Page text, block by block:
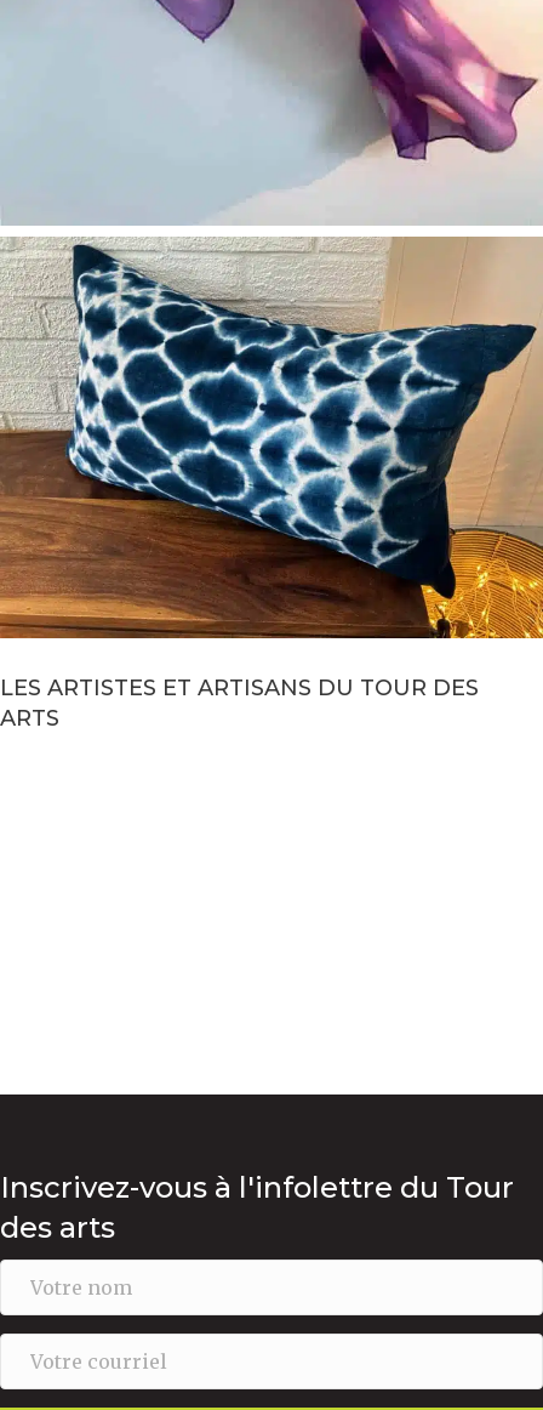
LES ARTISTES ET ARTISANS DU TOUR DES
ARTS
Inscrivez-vous à l'infolettre du Tour
des arts